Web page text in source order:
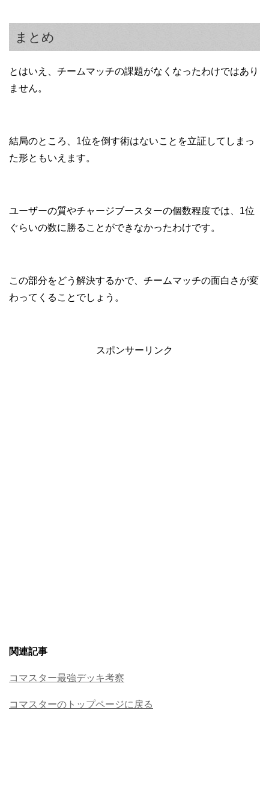
まとめ
とはいえ、チームマッチの課題がなくなったわけではあり
ません。
結局のところ、1位を倒す術はないことを立証してしまっ
た形ともいえます。
ユーザーの質やチャージブースターの個数程度では、1位
ぐらいの数に勝ることができなかったわけです。
この部分をどう解決するかで、チームマッチの面白さが変
わってくることでしょう。
スポンサーリンク
関連記事
コマスター最強デッキ考察
コマスターのトップページに戻る